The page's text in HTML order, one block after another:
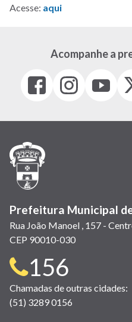
Acesse: aqui
Acompanhe a
Facebook
(link
em
janela)
Instagram
(link
em
(link
em
Prefeitura Municipal
Rua João Manoel , 157 -
CEP 90010-030
Telefone
para
contato:
156
Chamadas de outras cidades:
(51) 3289 0156